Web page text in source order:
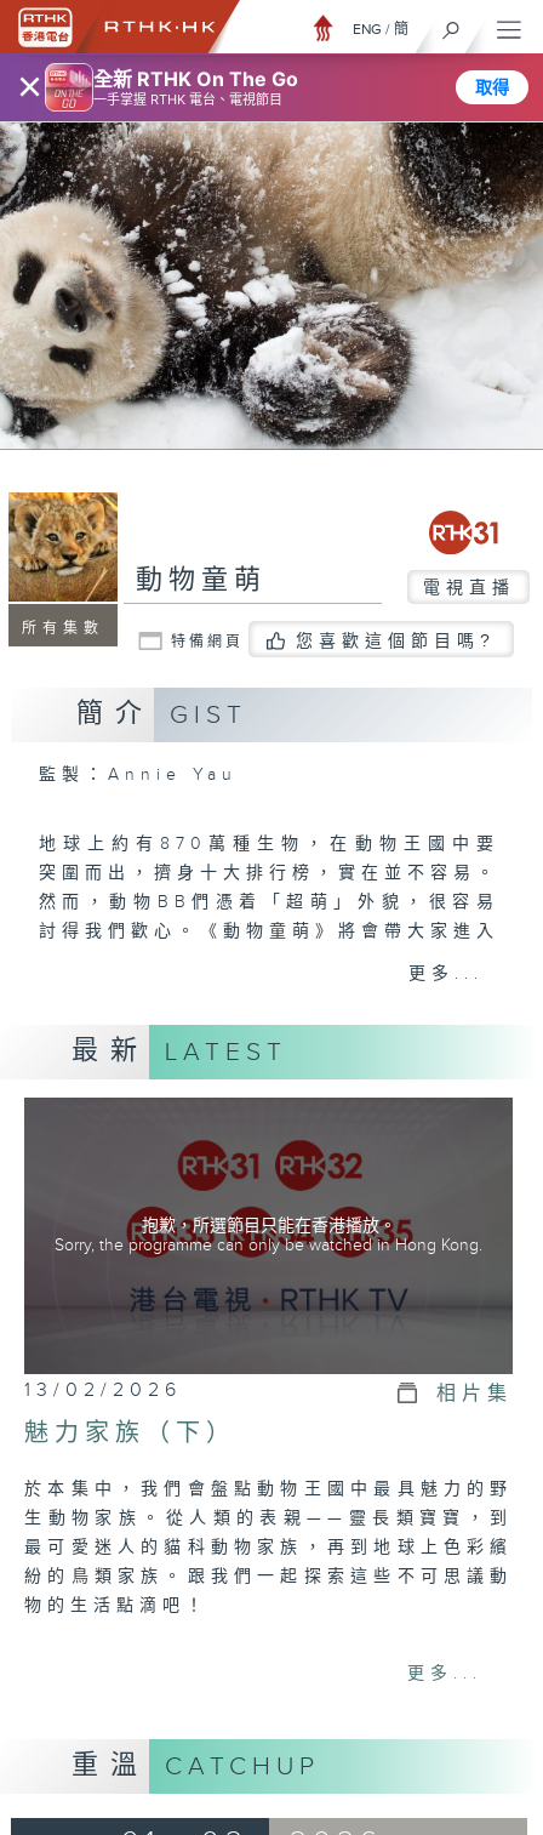
× 全新 RTHK On The Go
一手掌握 RTHK 電台、電視節目
取得
ENG / 簡
所有集數
動物童萌 電視直播
特備網頁 您喜歡這個節目嗎?
簡介 GIST
監製：Annie Yau
地球上約有870萬種生物，在動物王國中要
突圍而出，擠身十大排行榜，實在並不容易。
然而，動物BB們憑着「超萌」外貌，很容易
討得我們歡心。《動物童萌》將會帶大家進入
「野生世界遊樂場」，看看寶寶們如何成為一
動物寶寶們互相扶持，再加上爸爸媽媽的守
護，在大自然展開這場精彩的野生大冒險！讓
更多...
最新 LATEST
抱歉，所選節目只能在香港播放。
Sorry, the programme can only be watched in Hong Kong.
13/02/2026 相片集
魅力家族（下）
於本集中，我們會盤點動物王國中最具魅力的野
生動物家族。從人類的表親——靈長類寶寶，到
最可愛迷人的貓科動物家族，再到地球上色彩繽
紛的鳥類家族。跟我們一起探索這些不可思議動
物的生活點滴吧！
更多...
重溫 CATCHUP